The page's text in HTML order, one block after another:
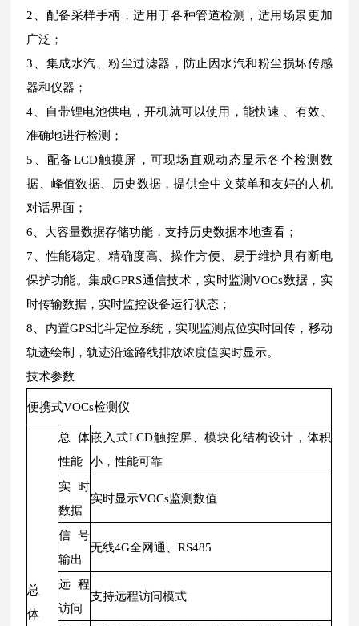
2、配备采样手柄，适用于各种管道检测，适用场景更加
广泛；
3、集成水汽、粉尘过滤器，防止因水汽和粉尘损坏传感
器和仪器；
4、自带锂电池供电，开机就可以使用，能快速 、有效、
准确地进行检测；
5、配备LCD触摸屏，可现场直观动态显示各个检测数
据、峰值数据、历史数据，提供全中文菜单和友好的人机
对话界面；
6、大容量数据存储功能，支持历史数据本地查看；
7、性能稳定、精确度高、操作方便、易于维护具有断电
保护功能。集成GPRS通信技术，实时监测VOCs数据，实
时传输数据，实时监控设备运行状态；
8、内置GPS北斗定位系统，实现监测点位实时回传，移动
轨迹绘制，轨迹沿途路线排放浓度值实时显示。
技术参数
便携式VOCs检测仪
总
体
总体
性能
嵌入式LCD触控屏、模块化结构设计，体积
小，性能可靠
实时
数据
实时显示VOCs监测数值
信号
输出
无线4G全网通、RS485
远程
访问
支持远程访问模式